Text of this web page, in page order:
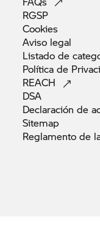
RGSP
Cookies
Aviso legal
Listado de
Política de
REACH
DSA
Declaración de
Sitemap
Reglamento de